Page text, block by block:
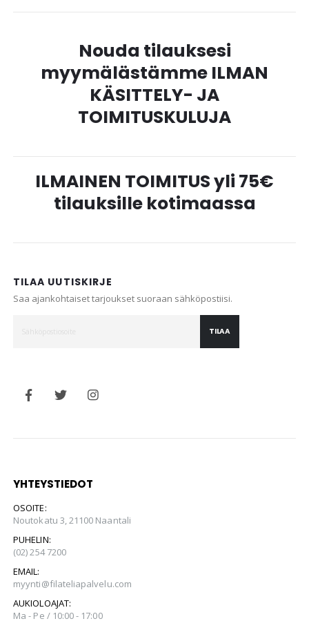
Nouda tilauksesi
myymälästämme ILMAN
KÄSITTELY- JA
TOIMITUSKULUJA
ILMAINEN TOIMITUS yli 75€
tilauksille kotimaassa
TILAA UUTISKIRJE
Saa ajankohtaiset tarjoukset suoraan sähköpostiisi.
TILAA
YHTEYSTIEDOT
OSOITE:
Noutokatu 3, 21100 Naantali
PUHELIN:
(02) 254 7200
EMAIL:
myynti@filateliapalvelu.com
AUKIOLOAJAT:
Ma - Pe / 10:00 - 17:00